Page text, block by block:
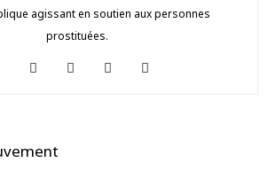
agissant en soutien aux personnes
prostituées.